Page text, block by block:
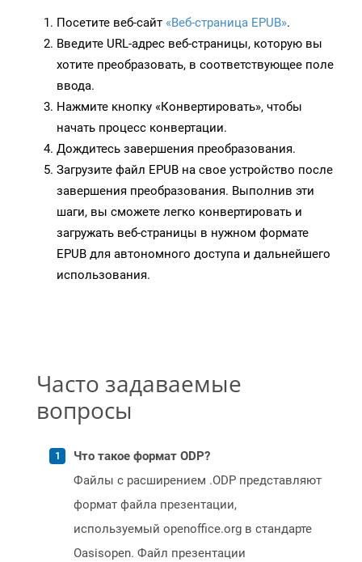
Посетите веб-сайт «Веб-страница EPUB».
Введите URL-адрес веб-страницы, которую вы
хотите преобразовать, в соответствующее поле
ввода.
Нажмите кнопку «Конвертировать», чтобы
начать процесс конвертации.
Дождитесь завершения преобразования.
Загрузите файл EPUB на свое устройство после
завершения преобразования. Выполнив эти
шаги, вы сможете легко конвертировать и
загружать веб-страницы в нужном формате
EPUB для автономного доступа и дальнейшего
использования.
Часто задаваемые
вопросы
Что такое формат ODP?
Файлы с расширением .ODP представляют
формат файла презентации,
используемый openoffice.org в стандарте
Oasisopen. Файл презентации